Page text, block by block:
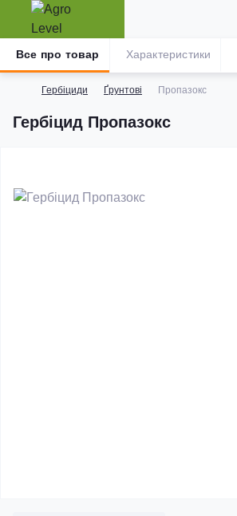
Гербіциди Ґрунтові Пропазокс
Гербіцид Пропазокс
Все про товар Характеристики